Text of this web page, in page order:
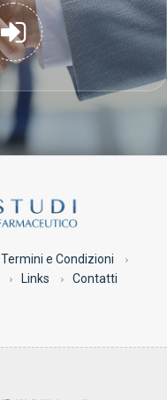
Termini e Condizioni
Links Contatti